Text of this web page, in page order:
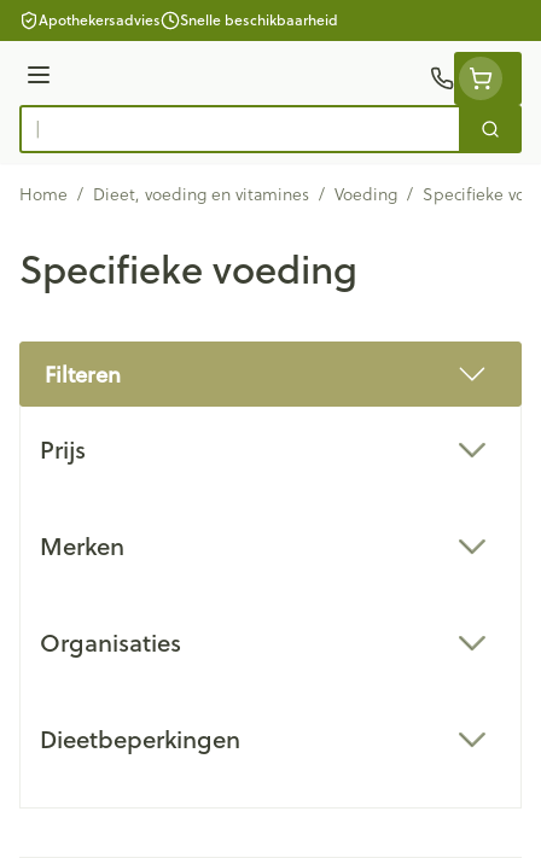
Ga naar de inhoud
Apothekersadvies Snelle beschikbaarheid
Menu
Product, merk, categorie...
Zoek
Home / Dieet, voeding en vitamines / Voeding / Specifieke
Specifieke voeding
Filteren
Prijs
Merken
Organisaties
Dieetbeperkingen